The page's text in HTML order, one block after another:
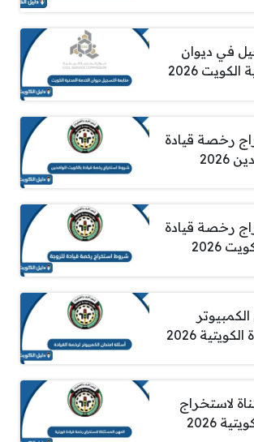
في ديوان
2026
رخصة قيادة
رخصة قيادة
2026
2026
لاستخراج
2026